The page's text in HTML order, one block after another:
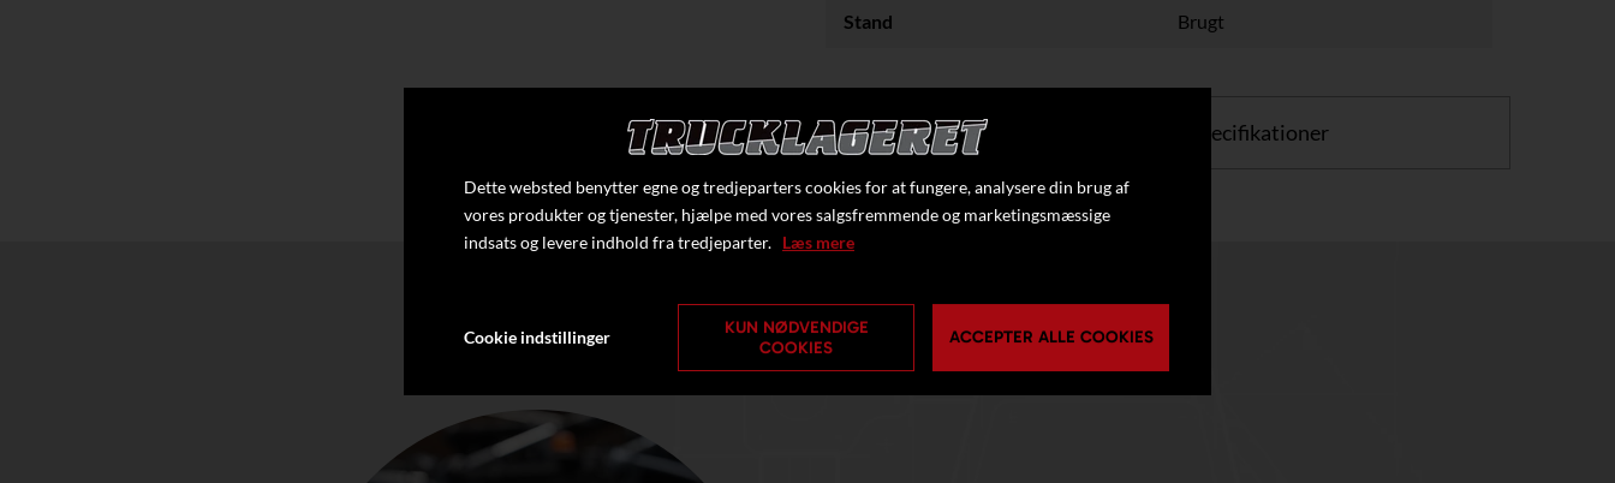
Stand Brugt
Klik her for at se flere specifikationer
Dette websted benytter egne og tredjeparters cookies for at fungere, analysere din brug af
vores produkter og tjenester, hjælpe med vores salgsfremmende og marketingsmæssige
indsats og levere indhold fra tredjeparter. Læs mere
Cookie indstillinger
KUN NØDVENDIGE
COOKIES
ACCEPTER ALLE COOKIES